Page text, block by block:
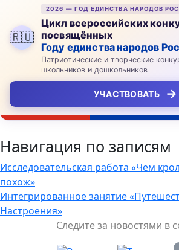
🇷🇺
2026 — ГОД ЕДИНСТВА НАРОДОВ
Цикл всероссийских
посвящённых
Году единства народов
Патриотические и творческие
школьников и дошкольников
УЧАСТВОВАТЬ →
Навигация по записям
Исследовательская работа «Чем
похож»
Интегрированное занятие
Настроения»
Следите за новостями в